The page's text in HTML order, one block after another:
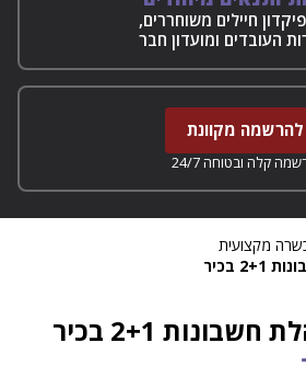
חיילים משוחררים,
העובדים ומועדון חבר
להרשמה מקוונת
קלה ובטוחה 24/7
מקצועית
בכיר
2+1 בכיר